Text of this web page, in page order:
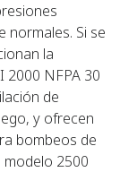
normales. Si se
la
2000 NFPA 30
de
y ofrecen
bombeos de
modelo 2500